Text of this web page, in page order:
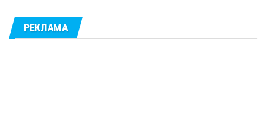
РЕКЛАМА